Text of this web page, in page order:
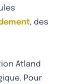
, des
Atland
Pour